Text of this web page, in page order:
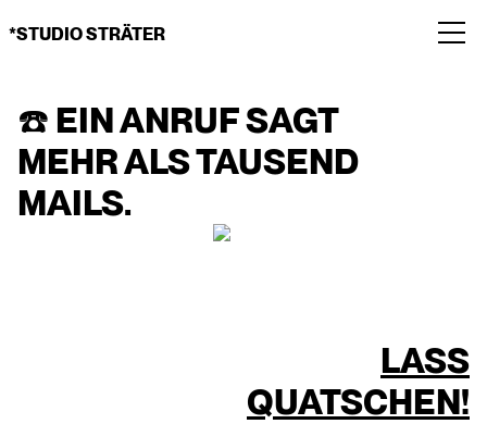
SERVICES
CASES
*STUDIO STRÄTER
☎️ EIN ANRUF SAGT
MEHR ALS TAUSEND
MAILS.
LASS
QUATSCHEN!